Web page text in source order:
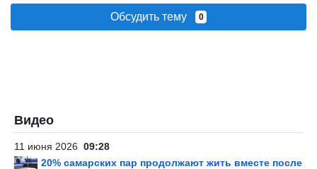
Обсудить тему 0
Видео
11 июня 2026 09:28
20% самарских пар продолжают жить вместе после